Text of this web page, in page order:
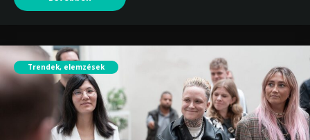
Trendek, elemzések